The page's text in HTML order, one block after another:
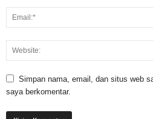
Simpan nama, email, dan situs web
saya berkomentar.